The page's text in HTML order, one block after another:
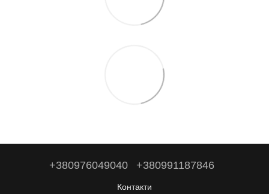
+380976049040 +380991187846
Контакти